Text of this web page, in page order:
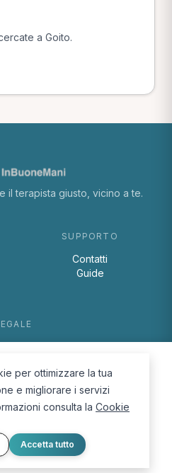
a Goito.
il terapista giusto, vicino a te.
SUPPORTO
Contatti
Guide
Policy
— InBuoneMani
per ottimizzare la tua
e migliorare i servizi
consulta la Cookie
Accetta tutto